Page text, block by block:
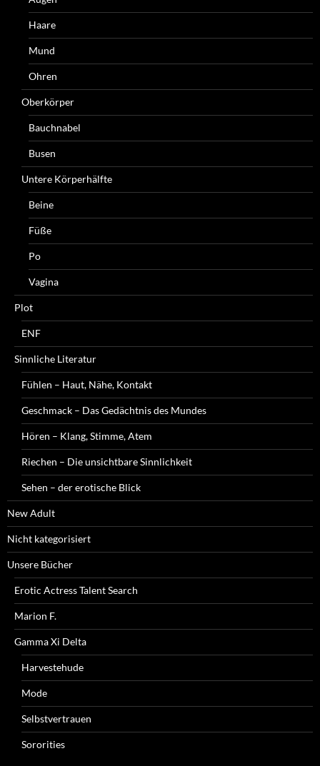
Haare
Mund
Ohren
Oberkörper
Bauchnabel
Busen
Untere Körperhälfte
Beine
Füße
Po
Vagina
Plot
ENF
Sinnliche Literatur
Fühlen – Haut, Nähe, Kontakt
Geschmack – Das Gedächtnis des Mundes
Hören – Klang, Stimme, Atem
Riechen – Die unsichtbare Sinnlichkeit
Sehen – der erotische Blick
New Adult
Nicht kategorisiert
Unsere Bücher
Erotic Actress Talent Search
Marion F.
Gamma Xi Delta
Harvestehude
Mode
Selbstvertrauen
Sororities